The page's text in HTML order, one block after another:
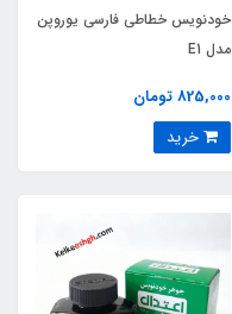
خودنویس خطاطی فارسی یوروپن
مدل E1
825,000 تومان